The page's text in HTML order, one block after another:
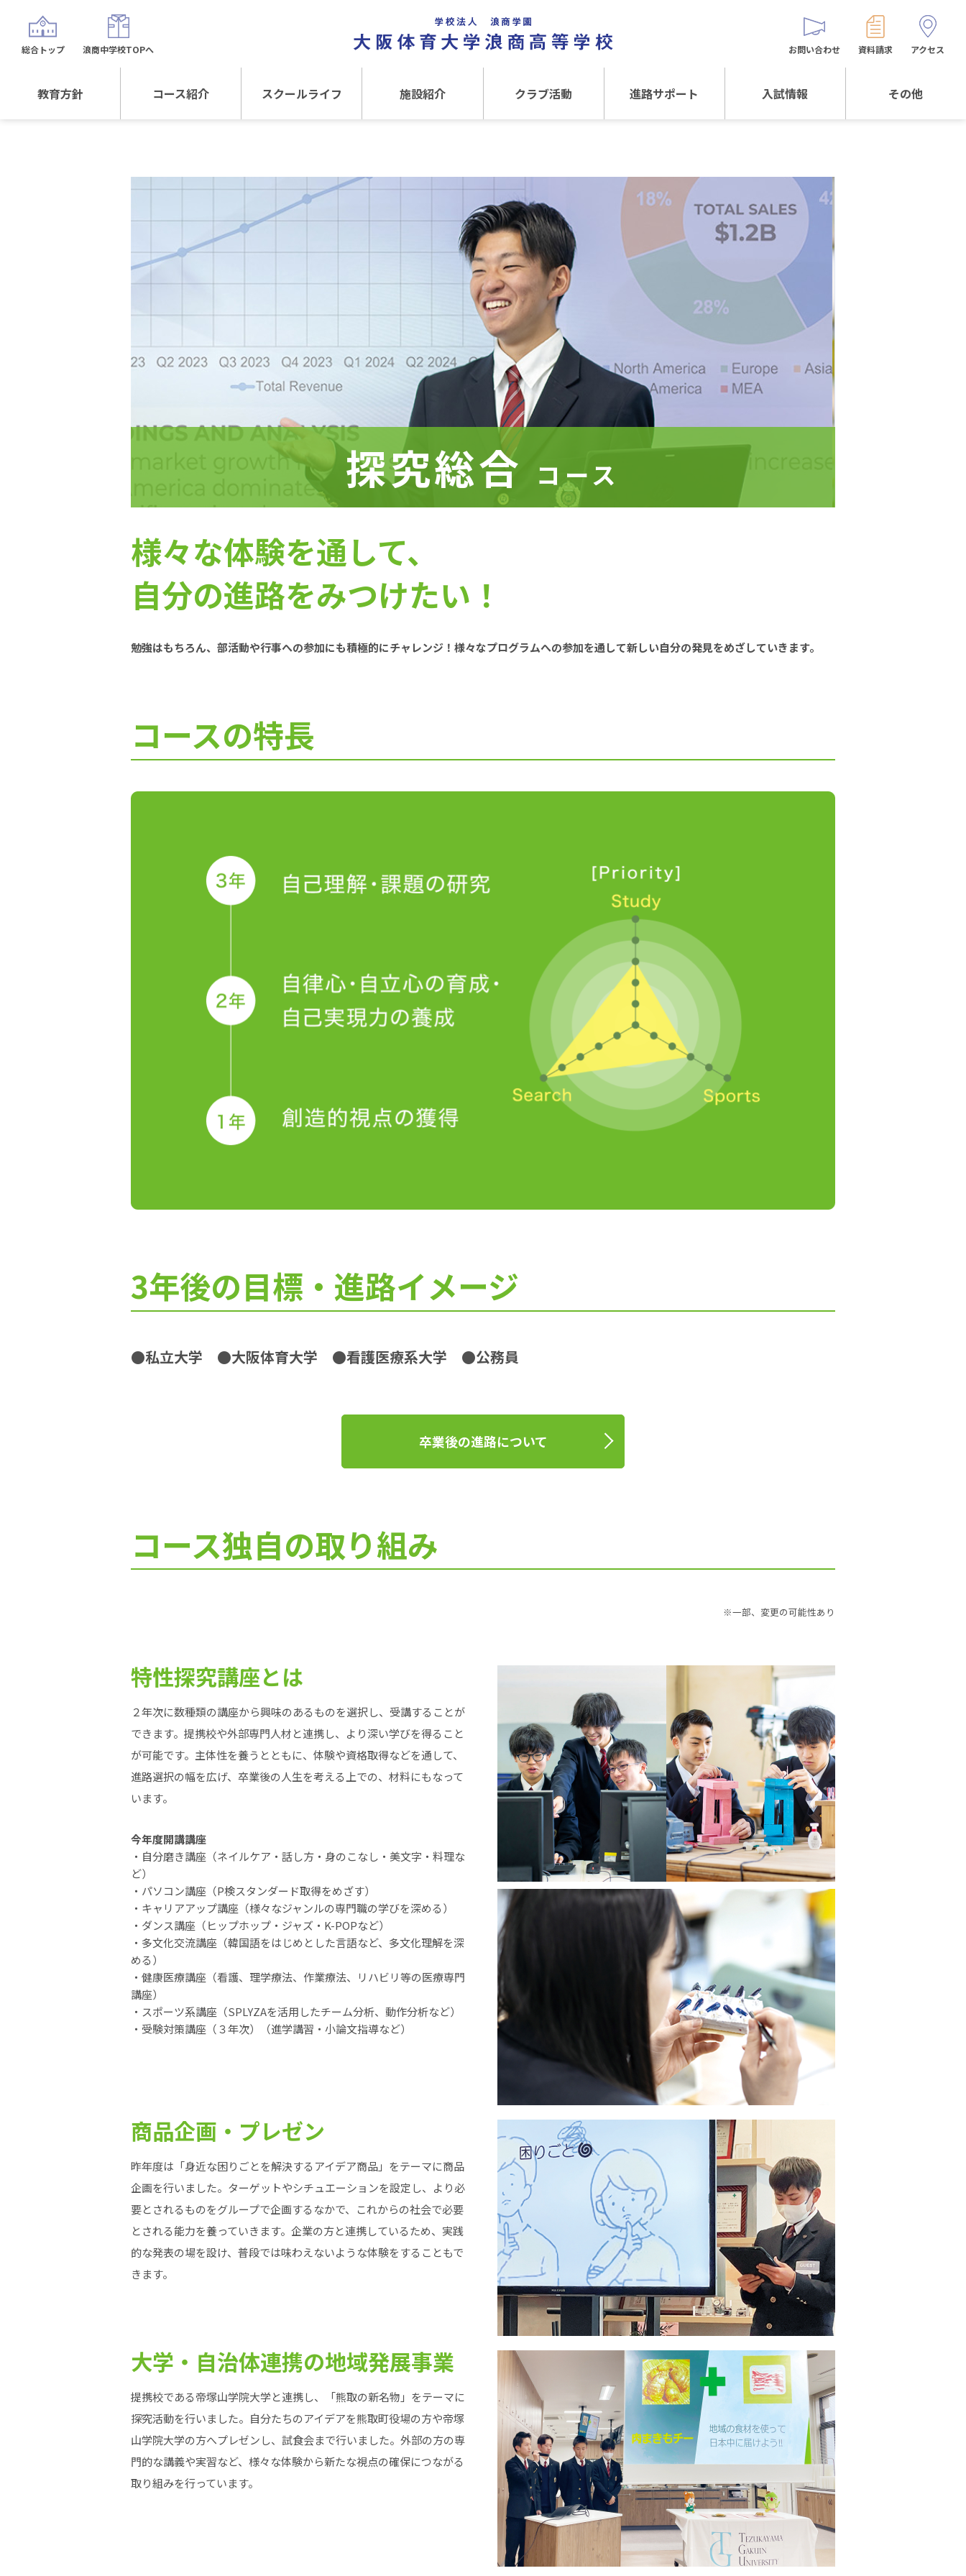
教育方針 コース紹介
探究総合コース
探究スポーツコース
スクールライフ 施設紹介 クラブ活動
文化クラブ
進路サポート
内部進学について
入試情報
入試説明会等
お問い合わせ
その他
お問い合わせ 資料請求 アクセス
総合トップ 浪商中学校TOPへ
探究総合 コース
様々な体験を通して、
自分の進路をみつけたい！
勉強はもちろん、部活動や行事への参加にも積極的にチャレンジ！様々なプログラムへの参加を通して新しい自分の発見をめざしていきます。
コースの特長
3年後の目標・進路イメージ
●私立大学 ●大阪体育大学 ●看護医療系大学 ●公務員
卒業後の進路について
コース独自の取り組み
※一部、変更の可能性あり
特性探究講座とは
２年次に数種類の講座から興味のあるものを選択し、受講することが
できます。提携校や外部専門人材と連携し、より深い学びを得ること
が可能です。主体性を養うとともに、体験や資格取得などを通して、
進路選択の幅を広げ、卒業後の人生を考える上での、材料にもなって
います。
今年度開講講座
・自分磨き講座（ネイルケア・話し方・身のこなし・美文字・料理な
ど）
・パソコン講座（P検スタンダード取得をめざす）
・キャリアアップ講座（様々なジャンルの専門職の学びを深める）
・ダンス講座（ヒップホップ・ジャズ・K-POPなど）
・多文化交流講座（韓国語をはじめとした言語など、多文化理解を深
める）
・健康医療講座（看護、理学療法、作業療法、リハビリ等の医療専門
講座）
・スポーツ系講座（SPLYZAを活用したチーム分析、動作分析など）
・受験対策講座（３年次）（進学講習・小論文指導など）
商品企画・プレゼン
昨年度は「身近な困りごとを解決するアイデア商品」をテーマに商品
企画を行いました。ターゲットやシチュエーションを設定し、より必
要とされるものをグループで企画するなかで、これからの社会で必要
とされる能力を養っていきます。企業の方と連携しているため、実践
的な発表の場を設け、普段では味わえないような体験をすることもで
きます。
大学・自治体連携の地域発展事業
提携校である帝塚山学院大学と連携し、「熊取の新名物」をテーマに
探究活動を行いました。自分たちのアイデアを熊取町役場の方や帝塚
山学院大学の方へプレゼンし、試食会まで行いました。外部の方の専
門的な講義や実習など、様々な体験から新たな視点の確保につながる
取り組みを行っています。